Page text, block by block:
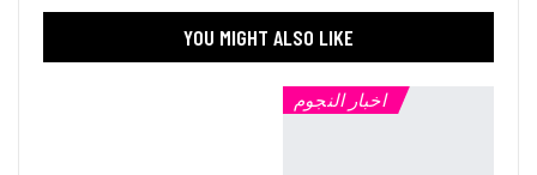
YOU MIGHT ALSO LIKE
اخبار النجوم